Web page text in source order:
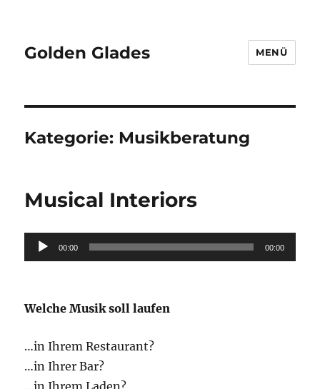
Golden Glades MENÜ
Kategorie: Musikberatung
Musical Interiors
Audio-
Player
00:00 00:00
Welche Musik soll laufen
…in Ihrem Restaurant?
…in Ihrer Bar?
…in Ihrem Laden?